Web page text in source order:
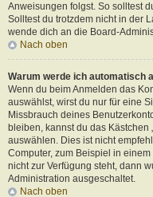
Anweisungen folgst. So solltest
Solltest du trotzdem nicht in der
wende dich an die Board-
Nach oben
Warum werde ich automatisch
Wenn du beim Anmelden das
auswählst, wirst du nur für eine
Missbrauch deines
bleiben, kannst du das Kästchen
auswählen. Dies ist nicht
Computer, zum Beispiel in
nicht zur Verfügung steht, dann
Administration ausgeschaltet.
Nach oben